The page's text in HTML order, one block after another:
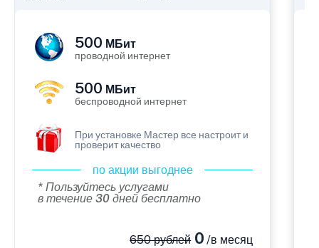
500 МБит
проводной интернет
500 МБит
беспроводной интернет
При установке Мастер все настроит и
проверит качество
по акции выгоднее
* Пользуйтесь услугами
в течение 30 дней бесплатно
650 рублей0 /в месяц